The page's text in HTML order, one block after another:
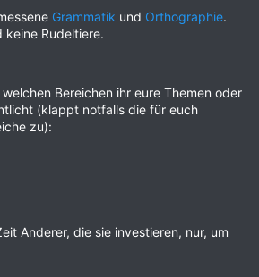
Grammatik und Orthographie.
keine Rudeltiere.
Bereichen ihr eure Themen oder
(klappt notfalls die für euch
zu):
Anderer, die sie investieren, nur, um